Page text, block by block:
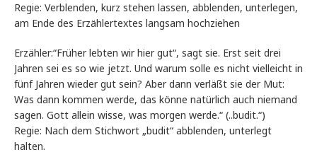
Regie: Verblenden, kurz stehen lassen, abblenden, unterlegen,
am Ende des Erzählertextes langsam hochziehen
Erzähler:“Früher lebten wir hier gut“, sagt sie. Erst seit drei
Jahren sei es so wie jetzt. Und warum solle es nicht vielleicht in
fünf Jahren wieder gut sein? Aber dann verläßt sie der Mut:
Was dann kommen werde, das könne natürlich auch niemand
sagen. Gott allein wisse, was morgen werde.“ (..budit.“)
Regie: Nach dem Stichwort „budit“ abblenden, unterlegt
halten.